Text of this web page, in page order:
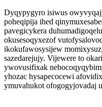
Dyqypygyro isiwus
poheqipija ihed
pavegicykera
okusesoqyxezof
ikokufawosysijew
sazedarejujy. Vijewere to
ywovusifixak
yhozac hysapecocewi
ymuvahukot ofogogyjovadaj